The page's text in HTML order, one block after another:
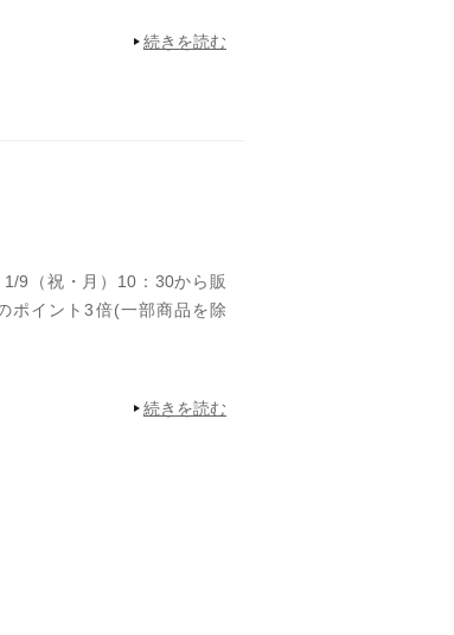
続きを読む
9（祝・月）10：30から販
ポイント3倍(一部商品を除
続きを読む